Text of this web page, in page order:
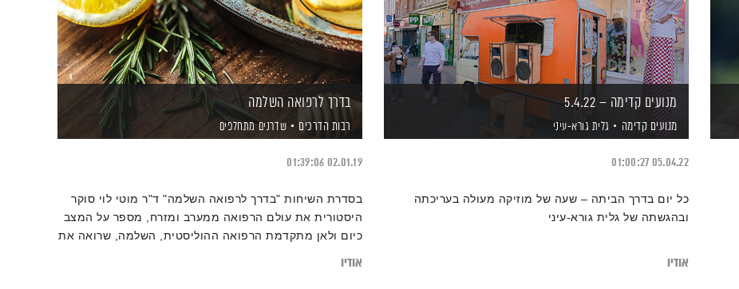
מנועים קדימה – 5.4.22
מנועים קדימה גלית גורא-עיני
05.04.22
01:00:27
כל יום בדרך הביתה – שעה של מוזיקה מעולה בעריכתה
ובהגשתה של גלית גורא-עיני
אודיו
בדרך לרפואה השלמה
רבות הדרכים שדרנים מתחלפים
02.01.19
01:39:06
בסדרת השיחות "בדרך לרפואה השלמה" ד"ר מוטי לוי סוקר
היסטורית את עולם הרפואה ממערב ומזרח, מספר על המצב
כיום ולאן מתקדמת הרפואה ההוליסטית, השלמה, שרואה את
אודיו